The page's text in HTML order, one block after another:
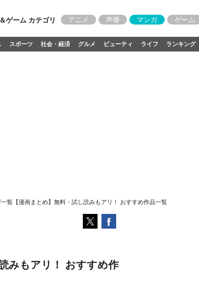
ゲーム カテゴリ アニメ 声優 マンガ ゲーム
スポーツ 社会・経済 グルメ ビューティ ライフ ランキング
一覧【漫画まとめ】無料・試し読みもアリ！ おすすめ作品一覧
みもアリ！ おすすめ作